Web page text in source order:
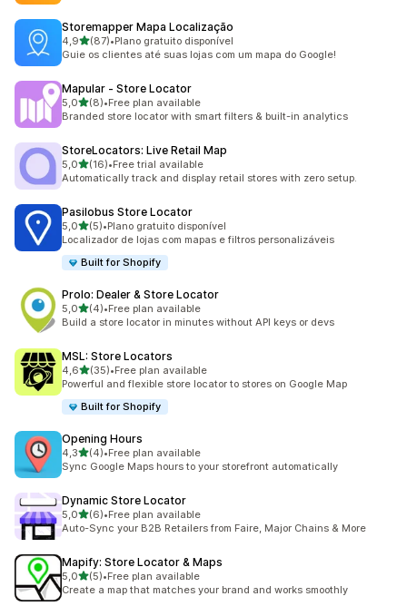
Storemapper Mapa Localização
4,9de 5 estrelas
(87)
87 total de avaliações
•Plano gratuito disponível
Guie os clientes até suas lojas com um mapa do Google!
Mapular ‑ Store Locator
5,0de 5 estrelas
(8)
8 total de avaliações
•Free plan available
Branded store locator with smart filters & built-in analytics
StoreLocators: Live Retail Map
5,0de 5 estrelas
(16)
16 total de avaliações
•Free trial available
Automatically track and display retail stores with zero setup.
Pasilobus Store Locator
5,0de 5 estrelas
(5)
5 total de avaliações
•Plano gratuito disponível
Localizador de lojas com mapas e filtros personalizáveis
Built for Shopify
Prolo: Dealer & Store Locator
5,0de 5 estrelas
(4)
4 total de avaliações
•Free plan available
Build a store locator in minutes without API keys or devs
MSL: Store Locators
4,6de 5 estrelas
(35)
35 total de avaliações
•Free plan available
Powerful and flexible store locator to stores on Google Map
Built for Shopify
Opening Hours
4,3de 5 estrelas
(4)
4 total de avaliações
•Free plan available
Sync Google Maps hours to your storefront automatically
Dynamic Store Locator
5,0de 5 estrelas
(6)
6 total de avaliações
•Free plan available
Auto-Sync your B2B Retailers from Faire, Major Chains & More
Mapify: Store Locator & Maps
5,0de 5 estrelas
(5)
5 total de avaliações
•Free plan available
Create a map that matches your brand and works smoothly